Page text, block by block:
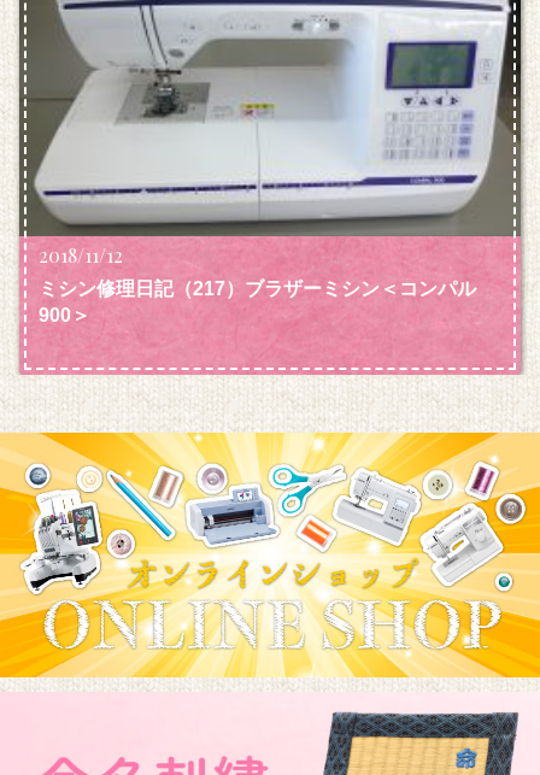
2018/11/12
ミシン修理日記（217）ブラザーミシン＜コンパル
900＞